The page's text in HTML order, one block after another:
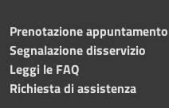
Prenotazione appuntamento
Segnalazione disservizio
Leggi le FAQ
Richiesta di assistenza